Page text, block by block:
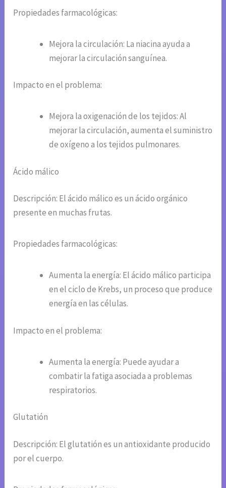
Propiedades farmacológicas:
Mejora la circulación: La niacina ayuda a
mejorar la circulación sanguínea.
Impacto en el problema:
Mejora la oxigenación de los tejidos: Al
mejorar la circulación, aumenta el suministro
de oxígeno a los tejidos pulmonares.
Ácido málico
Descripción: El ácido málico es un ácido orgánico
presente en muchas frutas.
Propiedades farmacológicas:
Aumenta la energía: El ácido málico participa
en el ciclo de Krebs, un proceso que produce
energía en las células.
Impacto en el problema:
Aumenta la energía: Puede ayudar a
combatir la fatiga asociada a problemas
respiratorios.
Glutatión
Descripción: El glutatión es un antioxidante producido
por el cuerpo.